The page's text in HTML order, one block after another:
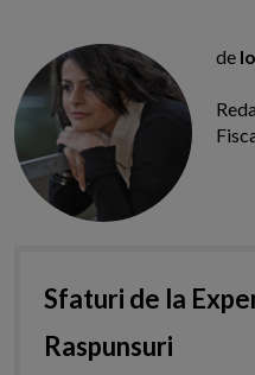
de
Sfaturi de la
Raspunsuri